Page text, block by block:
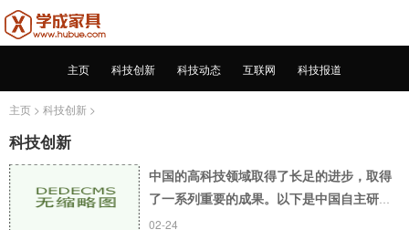
主页 科技创新 科技动态 互联网 科技报道
主页 > 科技创新 >
科技创新
中国的高科技领域取得了长足的进步，取得
了一系列重要的成果。以下是中国自主研发
的高科技产品的介绍：人工智能人工智能是
02-24